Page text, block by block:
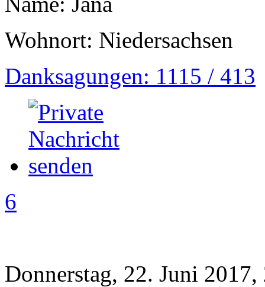
Wohnort: Niedersachsen
Danksagungen: 1115 / 413
6
Donnerstag, 22. Juni 2017,